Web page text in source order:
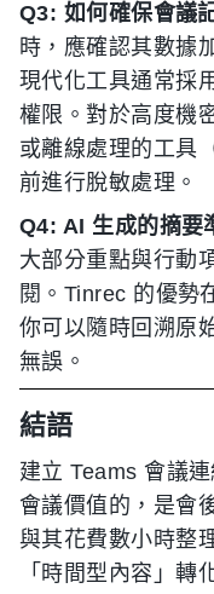
Q3: 如何確保會議
時，應確認其數據
現代化工具通常採
權限。對於高度機
或離線處理的工具
前進行脫敏處理。
Q4: AI 生成的摘要
大部分重點與行動
閱。Tinrec 的優勢
你可以隨時回溯原
無誤。
結語
建立 Teams 會議
會議價值的，是會
與其花費數小時整
「時間型內容」轉